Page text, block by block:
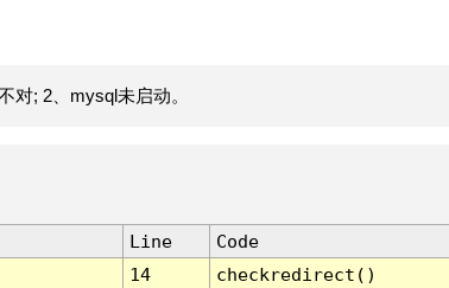
对; 2、mysql未启动。
Line
Code
14
checkredirect()